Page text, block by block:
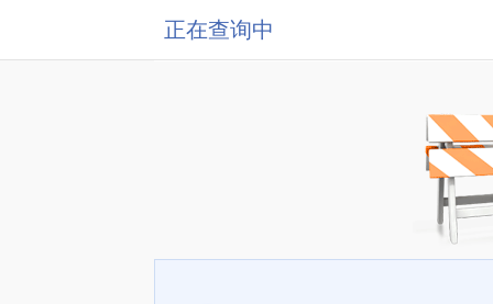
正在查询中